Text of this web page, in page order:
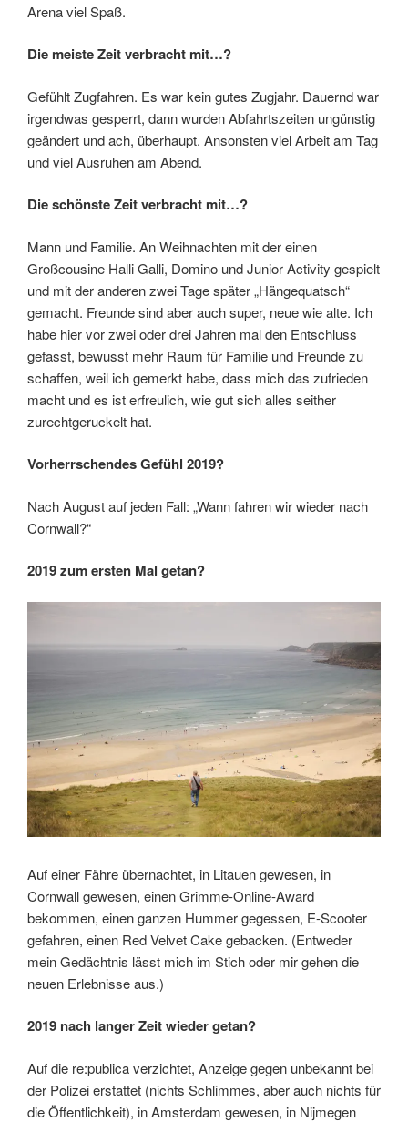
Arena viel Spaß.
Die meiste Zeit verbracht mit…?
Gefühlt Zugfahren. Es war kein gutes Zugjahr. Dauernd war
irgendwas gesperrt, dann wurden Abfahrtszeiten ungünstig
geändert und ach, überhaupt. Ansonsten viel Arbeit am Tag
und viel Ausruhen am Abend.
Die schönste Zeit verbracht mit…?
Mann und Familie. An Weihnachten mit der einen
Großcousine Halli Galli, Domino und Junior Activity gespielt
und mit der anderen zwei Tage später „Hängequatsch“
gemacht. Freunde sind aber auch super, neue wie alte. Ich
habe hier vor zwei oder drei Jahren mal den Entschluss
gefasst, bewusst mehr Raum für Familie und Freunde zu
schaffen, weil ich gemerkt habe, dass mich das zufrieden
macht und es ist erfreulich, wie gut sich alles seither
zurechtgeruckelt hat.
Vorherrschendes Gefühl 2019?
Nach August auf jeden Fall: „Wann fahren wir wieder nach
Cornwall?“
2019 zum ersten Mal getan?
Auf einer Fähre übernachtet, in Litauen gewesen, in
Cornwall gewesen, einen Grimme-Online-Award
bekommen, einen ganzen Hummer gegessen, E-Scooter
gefahren, einen Red Velvet Cake gebacken. (Entweder
mein Gedächtnis lässt mich im Stich oder mir gehen die
neuen Erlebnisse aus.)
2019 nach langer Zeit wieder getan?
Auf die re:publica verzichtet, Anzeige gegen unbekannt bei
der Polizei erstattet (nichts Schlimmes, aber auch nichts für
die Öffentlichkeit), in Amsterdam gewesen, in Nijmegen